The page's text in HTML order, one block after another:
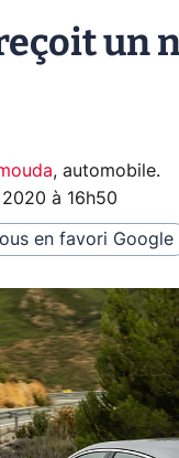
un
, automobile.
à 16h50
en favori Google